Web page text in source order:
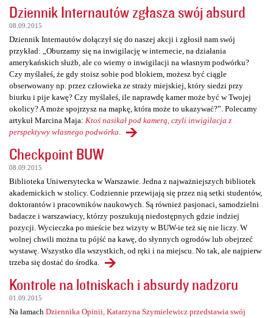
Dziennik Internautów zgłasza swój absurd
08.09.2015
Dziennik Internautów dołączył się do naszej akcji i zgłosił nam swój
przykład: „Oburzamy się na inwigilację w internecie, na działania
amerykańskich służb, ale co wiemy o inwigilacji na własnym podwórku?
Czy myślałeś, że gdy stoisz sobie pod blokiem, możesz być ciągle
obserwowany np. przez człowieka ze straży miejskiej, który siedzi przy
biurku i pije kawę? Czy myślałeś, ile naprawdę kamer może być w Twojej
okolicy? A może spojrzysz na mapkę, która może to ukazywać?”. Polecamy
artykuł Marcina Maja: Ktoś nasikał pod kamerą, czyli inwigilacja z
perspektywy własnego podwórka
Checkpoint BUW
08.09.2015
Biblioteka Uniwersytecka w Warszawie. Jedna z najważniejszych bibliotek
akademickich w stolicy. Codziennie przewijają się przez nią setki studentów,
doktorantów i pracowników naukowych. Są również pasjonaci, samodzielni
badacze i warszawiacy, którzy poszukują niedostępnych gdzie indziej
pozycji. Wycieczka po mieście bez wizyty w BUW-ie też się nie liczy. W
wolnej chwili można tu pójść na kawę, do słynnych ogrodów lub obejrzeć
wystawę. Wszystko dla wszystkich, od ręki i na miejscu. No tak, ale najpierw
trzeba się dostać do środka.
Kontrole na lotniskach i absurdy nadzoru
01.09.2015
Na łamach Dziennika Opinii, Katarzyna Szymielewicz przedstawia swój